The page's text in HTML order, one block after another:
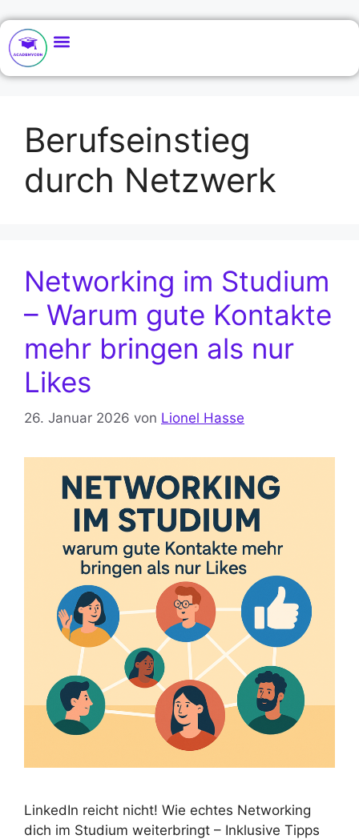
Berufseinstieg
durch Netzwerk
Networking im Studium
– Warum gute Kontakte
mehr bringen als nur
Likes
26. Januar 2026 von Lionel Hasse
LinkedIn reicht nicht! Wie echtes Networking
dich im Studium weiterbringt – Inklusive Tipps